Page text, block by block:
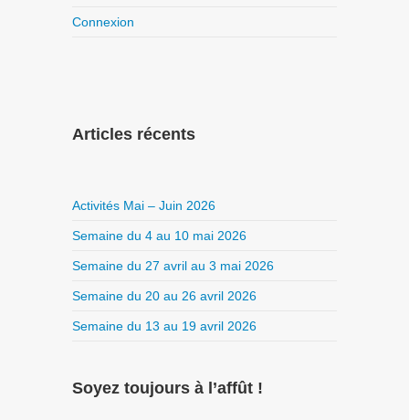
Connexion
Articles récents
Activités Mai – Juin 2026
Semaine du 4 au 10 mai 2026
Semaine du 27 avril au 3 mai 2026
Semaine du 20 au 26 avril 2026
Semaine du 13 au 19 avril 2026
Soyez toujours à l’affût !